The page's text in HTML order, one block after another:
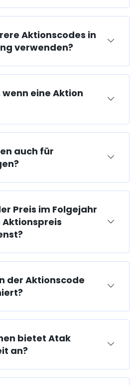
Aktionscodes in
verwenden?
eine Aktion
auch für
Preis im Folgejahr
Aktionspreis
der Aktionscode
bietet Atak
an?